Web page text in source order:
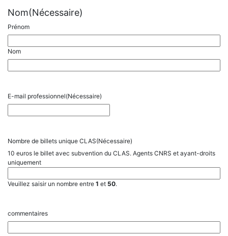
Nom(Nécessaire)
Prénom
Nom
E-mail professionnel(Nécessaire)
Nombre de billets unique CLAS(Nécessaire)
10 euros le billet avec subvention du CLAS. Agents CNRS et ayant-droits
uniquement
Veuillez saisir un nombre entre 1 et 50.
commentaires